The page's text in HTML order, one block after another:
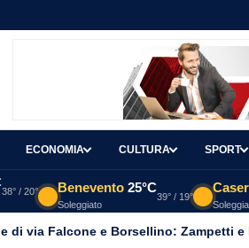
ECONOMIA CULTURA SPORT
38° / 20° Benevento 25°C
Soleggiato
39° / 19°
di via Falcone e Borsellino: Zampetti